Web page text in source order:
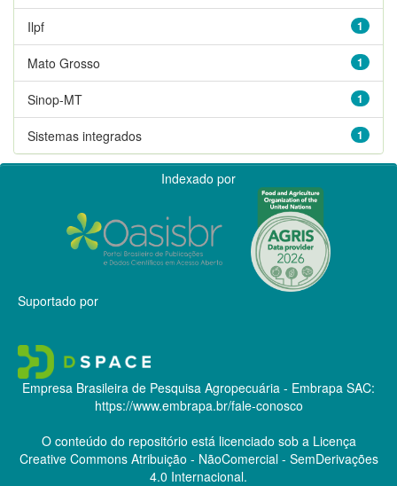
1
Ilpf
1
Mato Grosso
1
Sinop-MT
1
Sistemas integrados
Indexado por
Suportado por
Empresa Brasileira de Pesquisa Agropecuária - Embrapa SAC:
https://www.embrapa.br/fale-conosco
O conteúdo do repositório está licenciado sob a Licença
Creative CommonsAtribuição - NãoComercial - SemDerivações
4.0 Internacional.